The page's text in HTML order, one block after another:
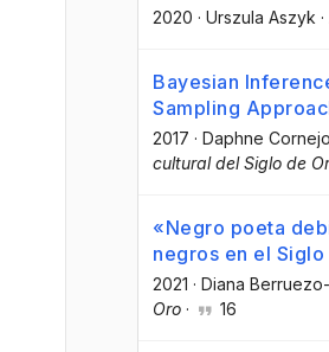
2020 · Urszula Aszyk ·
Bayesian
Sampling
2017 · Daphne
cultural del Siglo de
«Negro poeta
negros en el
2021 · Diana
Oro · 16